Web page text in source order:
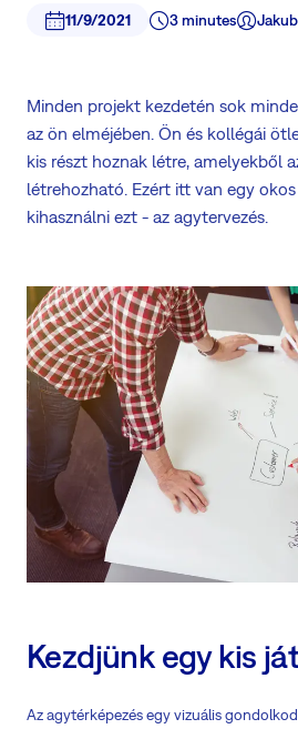
11/9/2021 3 minutes
Minden projekt kezdetén sok
az ön elméjében. Ön és kollégái
kis részt hoznak létre, amelyekből
létrehozható. Ezért itt van egy
kihasználni ezt - az agytervezés.
Kezdjünk egy kis
Az agytérképezés egy vizuális